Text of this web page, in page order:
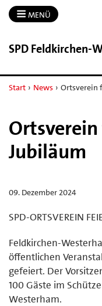
MENÜ
SPD Feldkirchen-​
Start › News › Ortsverein
Jubiläum
09. Dezember 2024
SPD-ORTSVEREIN
Feldkirchen-
öffentlichen
gefeiert. Der
100 Gäste im
Westerham.